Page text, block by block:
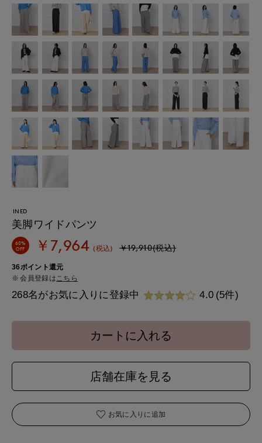
INED
美脚ワイドパンツ
60%
OFF
￥7,964 (税込) ￥19,910(税込)
36ポイント還元
会員登録は こちら
268名がお気に入りに登録中 4.0 (5件)
カートに入れる
店舗在庫を見る
お気に入りに追加